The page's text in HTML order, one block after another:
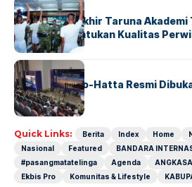
BERITA
Sidang Pantukhir Taruna Akademi
Strategis Tentukan Kualitas
BANDARA BERITA
IALC Soekarno-Hatta Resmi
Dunia
Quick Links: Berita Index Home
Nasional
Featured
BANDARA
#pasangmatatelinga
Agenda
Ekbis Pro
Komunitas & Lifestyle